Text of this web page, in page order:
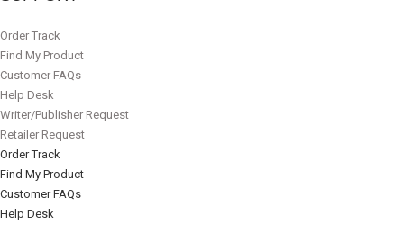
Order Track
Find My Product
Customer FAQs
Help Desk
Writer/Publisher Request
Retailer Request
Order Track
Find My Product
Customer FAQs
Help Desk